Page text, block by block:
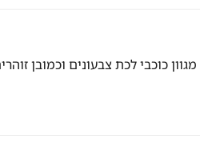
מדליק לחדר, הסט כולל מגוון כוכבי לכת